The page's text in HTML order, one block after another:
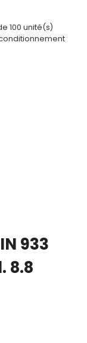
100 unité(s)
933
8.8